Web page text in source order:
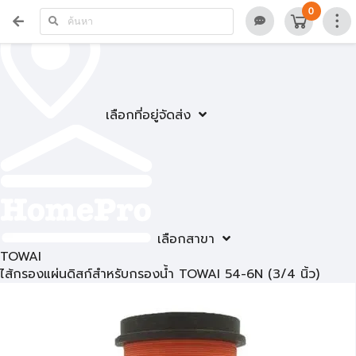
เลือกที่อยู่จัดส่ง
เลือกสาขา
0
TOWAI
ไส้กรองแผ่นดิสก์สำหรับกรองน้ำ TOWAI 54-6N (3/4 นิ้ว)